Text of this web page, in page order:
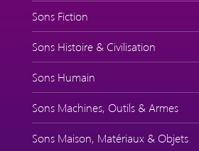
Sons Fiction
Sons Histoire & Civilisation
Sons Humain
Sons Machines, Outils & Armes
Sons Maison, Matériaux & Objets